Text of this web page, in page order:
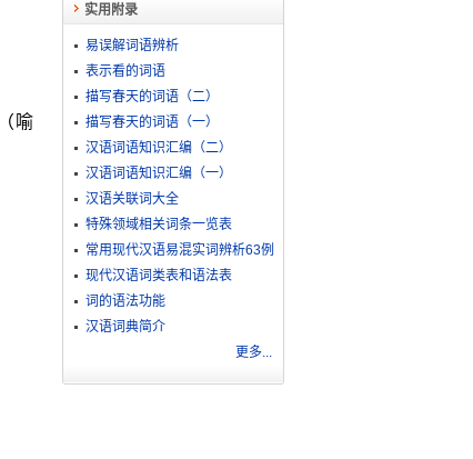
喻
实用附录
易误解词语辨析
表示看的词语
描写春天的词语（二）
描写春天的词语（一）
汉语词语知识汇编（二）
汉语词语知识汇编（一）
汉语关联词大全
特殊领域相关词条一览表
常用现代汉语易混实词辨析63例
现代汉语词类表和语法表
词的语法功能
汉语词典简介
更多...